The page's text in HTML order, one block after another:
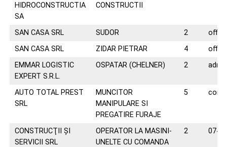
HIDROCONSTRUCTIA
SA
CONSTRUCTII
SAN CASA SRL SUDOR 2
SAN CASA SRL
ZIDAR PIETRAR 4
EMMAR LOGISTIC
EXPERT S.R.L.
OSPATAR (CHELNER) 2
AUTO TOTAL PREST
SRL
MUNCITOR
MANIPULARE SI
PREGATIRE FURAJE
5
CONSTRUCŢII ŞI
SERVICII SRL
OPERATOR LA MASINI-
UNELTE CU COMANDA
2